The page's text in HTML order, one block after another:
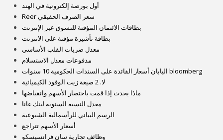
أول بورصة إلكترونية في الهند
Reer سعر الصرف الحقيقي
بطاقات الائتمان المؤقتة للتسوق عبر الإنترنت
بطاقة تأشيرة مؤقتة على الانترنت
معدل ضربات القلب الأساسي
مدفوعات معدل الاستسلام
اليابان أسعار الفائدة على السندات الحكومية 10 سنوات bloomberg
لا. 2 صيغة زيت الوقود الكيميائية
ماذا يحدث إذا قمت باختصار الأسهم وانقباضها
معدل النسبة السنوية لبنك غانا
الرسم البياني للرأسمالية الشيوعية
أسعار الأسهم تتراجع
وظائف تجارية سان فرانسيسكو